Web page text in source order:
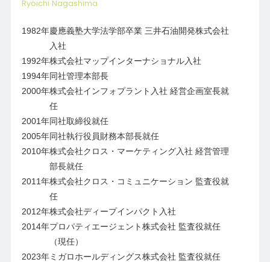
Ryoichi Nagashima
1982年慶應義塾大学法学部卒業 三井石油開発株式会社
入社
1992年株式会社マップインターナショナル入社
1994年同社管理本部長
2000年株式会社インフォプラント入社 経営企画室長就
任
2001年同社取締役就任
2005年同社執行役員財務本部長就任
2010年株式会社クロス・マーケティング入社 経営管理
部長就任
2011年株式会社クロス・コミュニケーション 監査役就
任
2012年株式会社ディープインパクト入社
2014年プロパティエージェント株式会社 監査役就任
（現任）
2023年ミガロホールディングス株式会社 監査役就任